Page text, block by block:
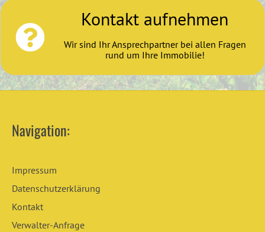
Kontakt aufnehmen
Wir sind Ihr Ansprechpartner bei allen Fragen
rund um Ihre Immobilie!
Navigation:
Impressum
Datenschutzerklärung
Kontakt
Verwalter-Anfrage